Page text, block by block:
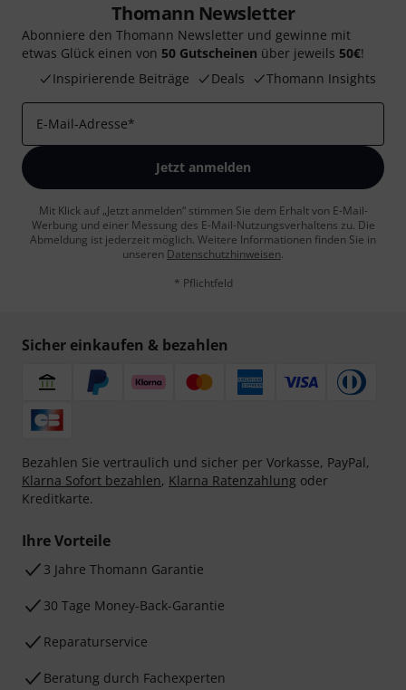
Thomann Newsletter
Abonniere den Thomann Newsletter und gewinne mit
etwas Glück einen von 50 Gutscheinen über jeweils 50€!
Inspirierende Beiträge
Deals Thomann Insights
E-Mail-Adresse*
Jetzt anmelden
Mit Klick auf „Jetzt anmelden“ stimmen Sie dem Erhalt von E-Mail-
Werbung und einer Messung des E-Mail-Nutzungsverhaltens zu. Die
Abmeldung ist jederzeit möglich. Weitere Informationen finden Sie in
unseren Datenschutzhinweisen.
* Pflichtfeld
Sicher einkaufen & bezahlen
Bezahlen Sie vertraulich und sicher per Vorkasse, PayPal,
Klarna Sofort bezahlen, Klarna Ratenzahlung oder
Kreditkarte.
Ihre Vorteile
3 Jahre Thomann Garantie
30 Tage Money-Back-Garantie
Reparaturservice
Beratung durch Fachexperten